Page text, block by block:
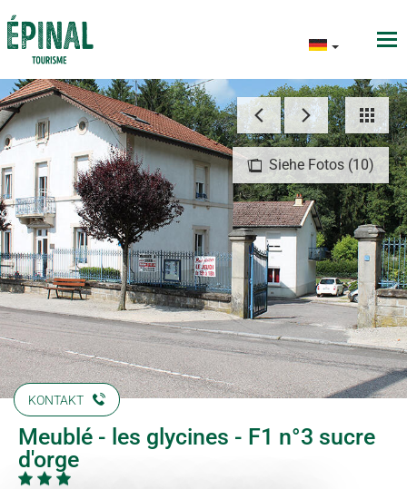
Siehe Fotos (10)
KONTAKT
Meublé - les glycines - F1 n°3 sucre
d'orge